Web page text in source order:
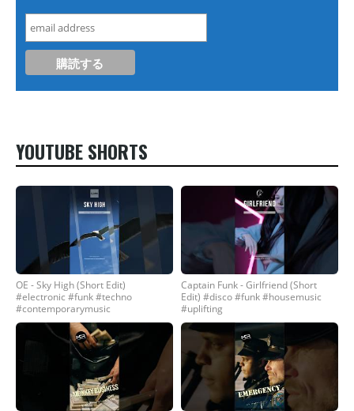
YOUTUBE SHORTS
OE - Sky High (Short Edit)
#electronic #funk #techno
#contemporarymusic
Captain Funk - Girlfriend (Short
Edit) #disco #funk #housemusic
#uplifting